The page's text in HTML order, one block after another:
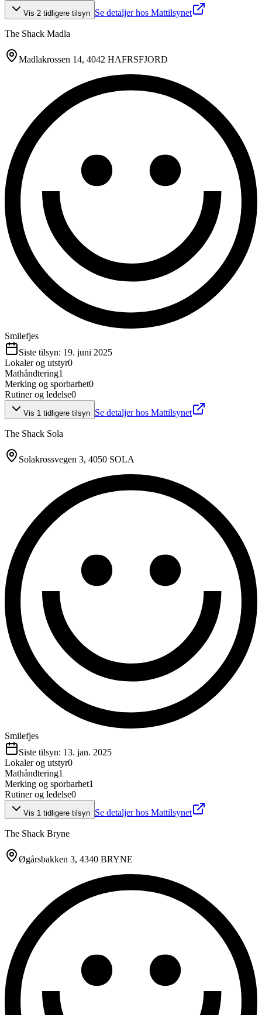
Vis 2 tidligere tilsyn Se detaljer hos Mattilsynet
The Shack Madla
Madlakrossen 14, 4042 HAFRSFJORD
Smilefjes
Siste tilsyn: 19. juni 2025
Lokaler og utstyr0
Mathåndtering1
Merking og sporbarhet0
Rutiner og ledelse0
Vis 1 tidligere tilsyn Se detaljer hos Mattilsynet
The Shack Sola
Solakrossvegen 3, 4050 SOLA
Smilefjes
Siste tilsyn: 13. jan. 2025
Lokaler og utstyr0
Mathåndtering1
Merking og sporbarhet1
Rutiner og ledelse0
Vis 1 tidligere tilsyn Se detaljer hos Mattilsynet
The Shack Bryne
Øgårsbakken 3, 4340 BRYNE